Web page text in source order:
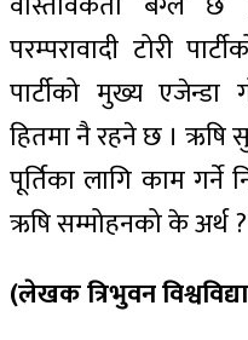
परम्परावादी टोरी
पार्टीको मुख्य एजेन्डा
हितमा नै रहने छ । ऋषि
पूर्तिका लागि काम गर्ने
ऋषि सम्मोहनको के अर्थ ?
(लेखक त्रिभुवन